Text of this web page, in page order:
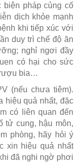
pháp củng cố
dịch khỏe mạnh
khi tiếp xúc với
duy trì chế độ ăn
nghỉ ngơi đầy
có hại cho sức
rượu bia…
(nếu chưa tiêm).
hiệu quả nhất, đặc
có liên quan đến
tử cung, hậu môn,
phòng, hãy hỏi ý
xin hiệu quả nhất
đã nghi ngờ phơi